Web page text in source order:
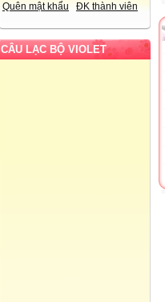
Quên mật khẩu ĐK thành viên
CÂU LẠC BỘ VIOLET